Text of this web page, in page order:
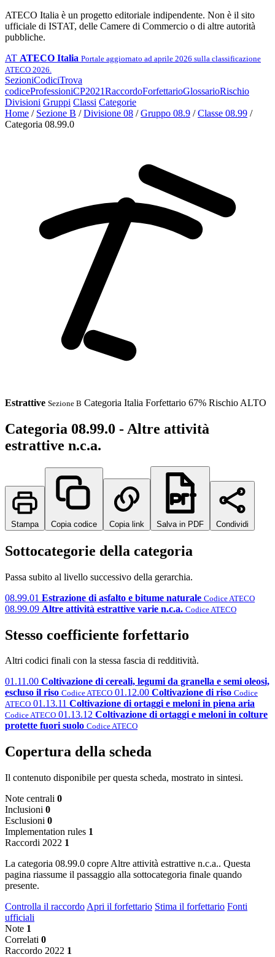
ATECO Italia è un progetto editoriale indipendente. Non è il sito
ufficiale di ISTAT, delle Camere di Commercio o di altre autorità
pubbliche.
AT ATECO Italia Portale aggiornato ad aprile 2026 sulla classificazione
ATECO 2026.
SezioniCodiciTrova
codiceProfessioniCP2021RaccordoForfettarioGlossarioRischio
Divisioni Gruppi Classi Categorie
Home / Sezione B / Divisione 08 / Gruppo 08.9 / Classe 08.99 /
Categoria 08.99.0
Estrattive Sezione B Categoria Italia Forfettario 67% Rischio ALTO
Categoria 08.99.0 - Altre attività
estrattive n.c.a.
Stampa Copia codice Copia link Salva in PDF Condividi
Sottocategorie della categoria
Passa subito al livello successivo della gerarchia.
08.99.01 Estrazione di asfalto e bitume naturale Codice ATECO
08.99.09 Altre attività estrattive varie n.c.a. Codice ATECO
Stesso coefficiente forfettario
Altri codici finali con la stessa fascia di redditività.
01.11.00 Coltivazione di cereali, legumi da granella e semi oleosi,
escluso il riso Codice ATECO 01.12.00 Coltivazione di riso Codice
ATECO 01.13.11 Coltivazione di ortaggi e meloni in piena aria
Codice ATECO 01.13.12 Coltivazione di ortaggi e meloni in colture
protette fuori suolo Codice ATECO
Copertura della scheda
Il contenuto disponibile per questa scheda, mostrato in sintesi.
Note centrali 0
Inclusioni 0
Esclusioni 0
Implementation rules 1
Raccordi 2022 1
La categoria 08.99.0 copre Altre attività estrattive n.c.a.. Questa
pagina riassume il passaggio alla sottocategoria finale quando
presente.
Controlla il raccordo Apri il forfettario Stima il forfettario Fonti
ufficiali
Note 1
Correlati 0
Raccordo 2022 1